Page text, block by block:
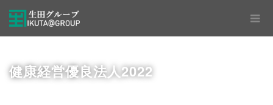
健康経営優良法人2022